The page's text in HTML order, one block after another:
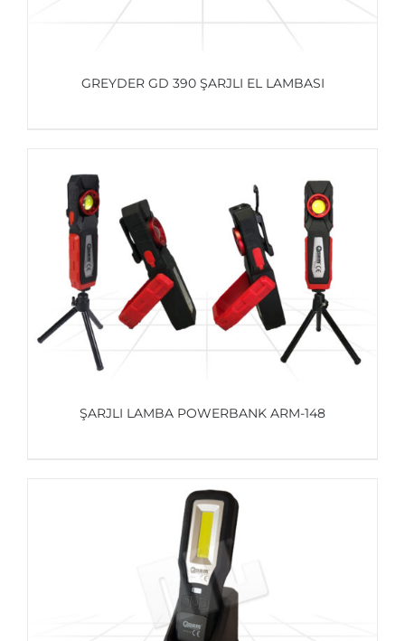
GREYDER GD 390 ŞARJLI EL LAMBASI
AYRINTILAR
ŞARJLI LAMBA POWERBANK ARM-148